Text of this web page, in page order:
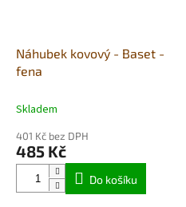
Náhubek kovový - Baset -
fena
Skladem
401 Kč bez DPH
485 Kč
Do košíku